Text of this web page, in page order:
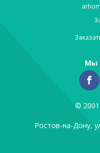
Мы
©
Ростов-на-Дону,